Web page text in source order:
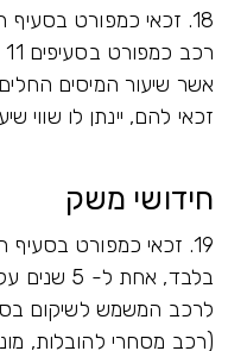
18. זכאי כמפורט
אשר שיעור המיסים
זכאי להם, יינתן לו שווי
חידושי משק
(רכב מסחרי להובלות,